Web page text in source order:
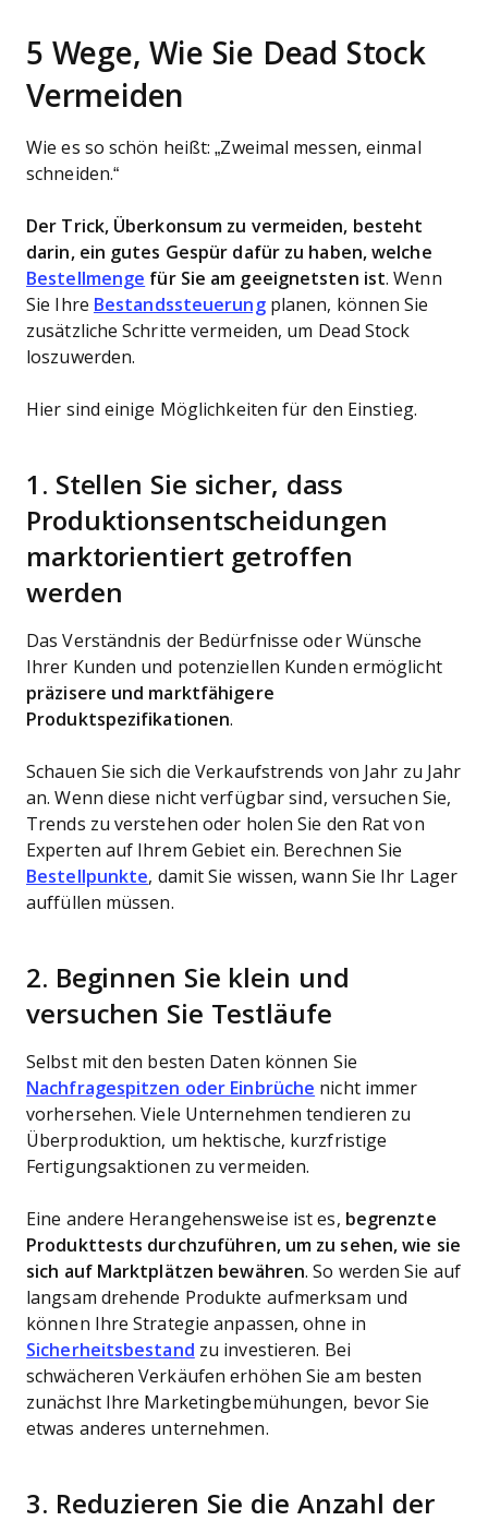
5 Wege, Wie Sie Dead Stock
Vermeiden
Wie es so schön heißt: „Zweimal messen, einmal
schneiden.“
Der Trick, Überkonsum zu vermeiden, besteht
darin, ein gutes Gespür dafür zu haben, welche
Bestellmenge für Sie am geeignetsten ist. Wenn
Sie Ihre Bestandssteuerungplanen, können Sie
zusätzliche Schritte vermeiden, um Dead Stock
loszuwerden.
Hier sind einige Möglichkeiten für den Einstieg.
1. Stellen Sie sicher, dass
Produktionsentscheidungen
marktorientiert getroffen
werden
Das Verständnis der Bedürfnisse oder Wünsche
Ihrer Kunden und potenziellen Kunden ermöglicht
präzisere und marktfähigere
Produktspezifikationen.
Schauen Sie sich die Verkaufstrends von Jahr zu Jahr
an. Wenn diese nicht verfügbar sind, versuchen Sie,
Trends zu verstehen oder holen Sie den Rat von
Experten auf Ihrem Gebiet ein. Berechnen Sie
Bestellpunkte, damit Sie wissen, wann Sie Ihr Lager
auffüllen müssen.
2. Beginnen Sie klein und
versuchen Sie Testläufe
Selbst mit den besten Daten können Sie
Nachfragespitzen oder Einbrüche nicht immer
vorhersehen. Viele Unternehmen tendieren zu
Überproduktion, um hektische, kurzfristige
Fertigungsaktionen zu vermeiden.
Eine andere Herangehensweise ist es, begrenzte
Produkttests durchzuführen, um zu sehen, wie sie
sich auf Marktplätzen bewähren. So werden Sie auf
langsam drehende Produkte aufmerksam und
können Ihre Strategie anpassen, ohne in
Sicherheitsbestand zu investieren. Bei
schwächeren Verkäufen erhöhen Sie am besten
zunächst Ihre Marketingbemühungen, bevor Sie
etwas anderes unternehmen.
3. Reduzieren Sie die Anzahl der